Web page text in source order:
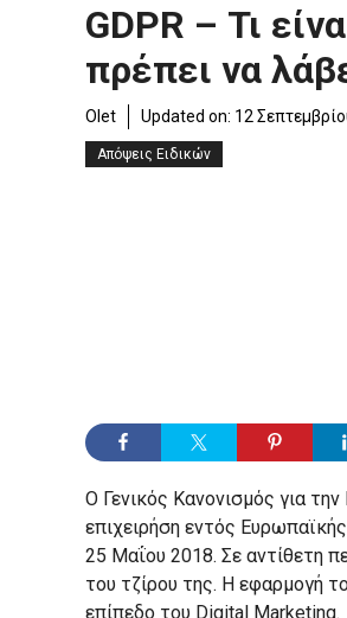
GDPR – Τι
πρέπει να
Olet Updated on: 12
Απόψεις Ειδικών
Ο Γενικός Κανονισμός για
επιχειρήση εντός
25 Μαΐου 2018. Σε αντίθετη
του τζίρου της. Η εφαρμογή
επίπεδο του Digital Marketing.